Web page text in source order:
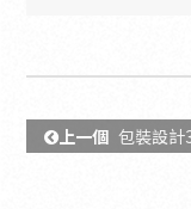
上一個 包裝設計